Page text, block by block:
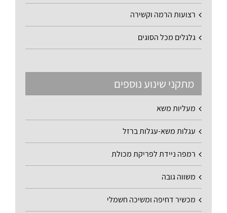
רצועות הרמה וקשירה
גלגלים מכל הסוגים
מתקני שינוע נוספים
מעליות משא
עגלות משא-עגלות ברזל
רמפה ניידת לפריקת מכולת
משווה גובה
מכשיר דחיפה ומשיכה חשמלי